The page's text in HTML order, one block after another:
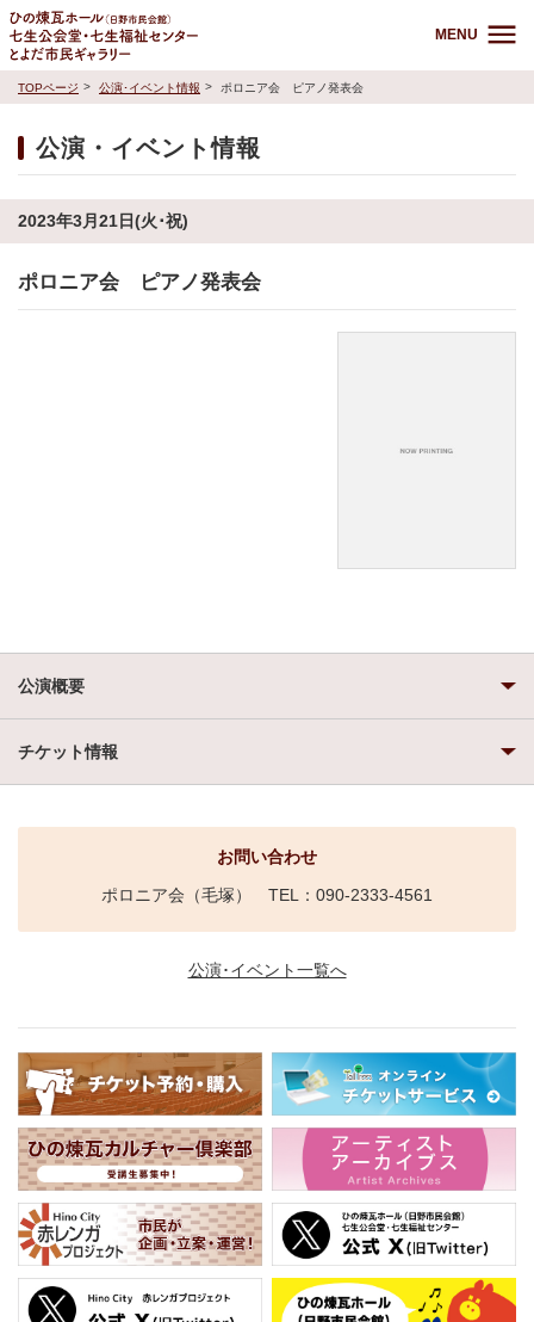
MENU
TOPページ 公演･イベント情報 ポロニア会 ピアノ発表会
公演・イベント情報
2023年3月21日(火･祝)
ポロニア会 ピアノ発表会
公演概要
チケット情報
お問い合わせ
ポロニア会（毛塚） TEL：090-2333-4561
公演･イベント一覧へ